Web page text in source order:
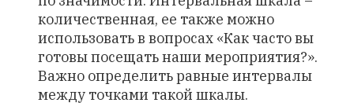
количественная, ее также можно
использовать в вопросах «Как часто вы
готовы посещать наши мероприятия?».
Важно определить равные интервалы
между точками такой шкалы.